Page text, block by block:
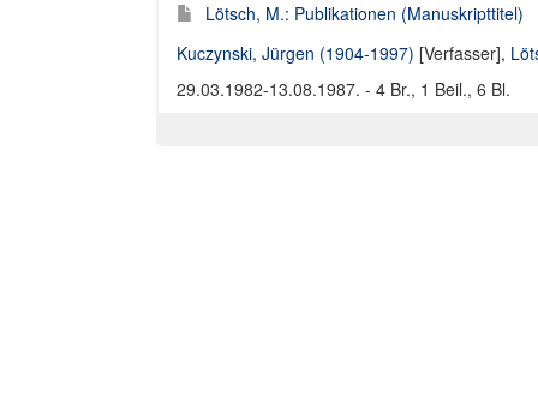
Lötsch, M.: Publikationen (Manuskripttitel)
Kuczynski, Jürgen (1904-1997) [Verfasser],
29.03.1982-13.08.1987. - 4 Br., 1 Beil., 6 Bl.